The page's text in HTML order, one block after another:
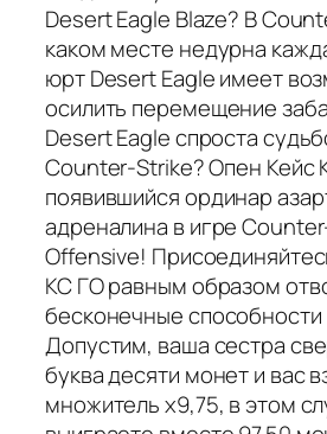
Desert Eagle Blaze? В
каком месте недурна
юрт Desert Eagle имеет
осилить перемещение
Desert Eagle спроста
Counter-Strike? Опен Кейс
появившийся ординар
адреналина в игре
Offensive!
КС ГО равным образом
бесконечные
Допустим, ваша сестра
буква десяти монет и вас
множитель х9,75, в этом